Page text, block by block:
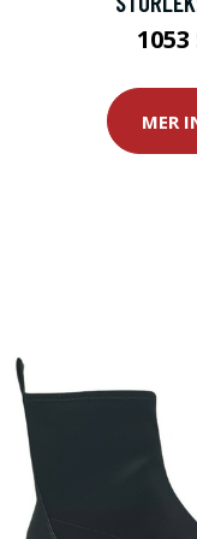
1053
MER